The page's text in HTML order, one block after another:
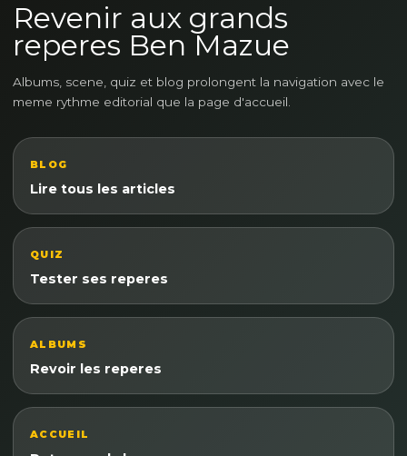
Revenir aux grands
reperes Ben Mazue
Albums, scene, quiz et blog prolongent la navigation avec le
meme rythme editorial que la page d'accueil.
BLOG
Lire tous les articles
QUIZ
Tester ses reperes
ALBUMS
Revoir les reperes
ACCUEIL